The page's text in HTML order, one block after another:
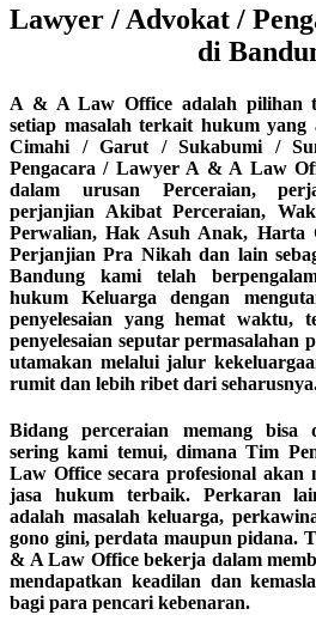
Lawyer / Advokat /
di
A & A Law Office adalah pilihan
setiap masalah terkait hukum
Cimahi / Garut / Sukabumi /
Pengacara / Lawyer A & A Law
dalam urusan Perceraian,
perjanjian Akibat Perceraian,
Perwalian, Hak Asuh Anak, Harta
Perjanjian Pra Nikah dan lain
Bandung kami telah
hukum Keluarga dengan
penyelesaian yang hemat waktu,
penyelesaian seputar permasalahan
utamakan melalui jalur
rumit dan lebih ribet dari
Bidang perceraian memang bisa
sering kami temui, dimana Tim
Law Office secara profesional akan
jasa hukum terbaik. Perkaran
adalah masalah keluarga,
gono gini, perdata maupun pidana.
& A Law Office bekerja dalam
mendapatkan keadilan dan
bagi para pencari kebenaran.